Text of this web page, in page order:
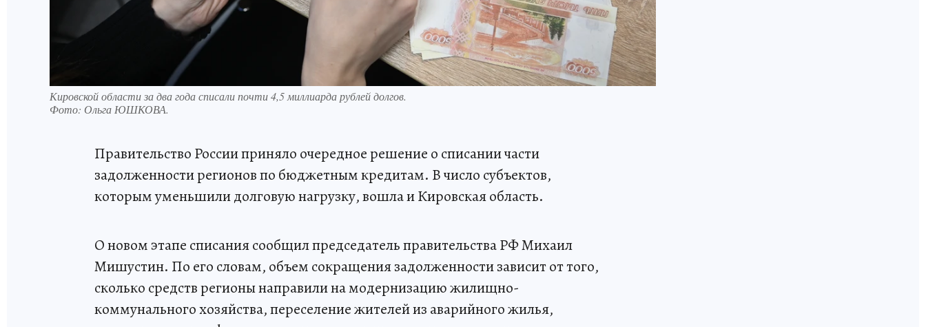
Кировской области за два года списали почти 4,5 миллиарда рублей долгов.
Фото: Ольга ЮШКОВА.
Правительство России приняло очередное решение о списании части
задолженности регионов по бюджетным кредитам. В число субъектов,
которым уменьшили долговую нагрузку, вошла и Кировская область.
О новом этапе списания сообщил председатель правительства РФ Михаил
Мишустин. По его словам, объем сокращения задолженности зависит от того,
сколько средств регионы направили на модернизацию жилищно-
коммунального хозяйства, переселение жителей из аварийного жилья,